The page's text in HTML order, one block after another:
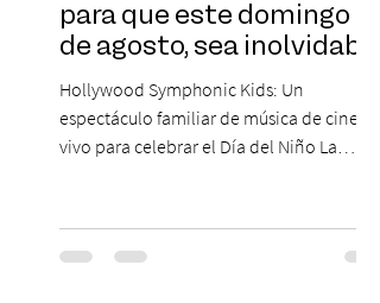
para que este domingo 09
de agosto, sea inolvidable
Hollywood Symphonic Kids: Un
espectáculo familiar de música de cine en
vivo para celebrar el Día del Niño La
musical única e inolvidable con motivo del
Día del Niño. El espectáculo Hollywood